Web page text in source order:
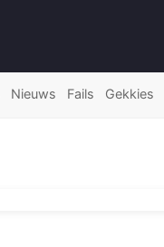
Nieuws Fails Gekkies